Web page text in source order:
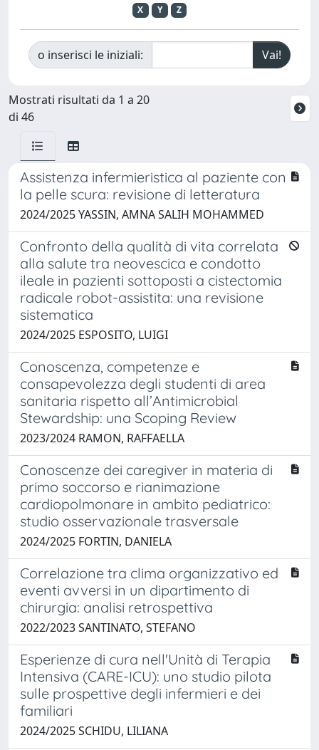
X
Y Z
o inserisci le iniziali:
Mostrati risultati da 1 a 20
di 46
Assistenza infermieristica al paziente con
la pelle scura: revisione di letteratura
2024/2025 YASSIN, AMNA SALIH MOHAMMED
Confronto della qualità di vita correlata
alla salute tra neovescica e condotto
ileale in pazienti sottoposti a cistectomia
radicale robot-assistita: una revisione
sistematica
2024/2025 ESPOSITO, LUIGI
Conoscenza, competenze e
consapevolezza degli studenti di area
sanitaria rispetto all’Antimicrobial
Stewardship: una Scoping Review
2023/2024 RAMON, RAFFAELLA
Conoscenze dei caregiver in materia di
primo soccorso e rianimazione
cardiopolmonare in ambito pediatrico:
studio osservazionale trasversale
2024/2025 FORTIN, DANIELA
Correlazione tra clima organizzativo ed
eventi avversi in un dipartimento di
chirurgia: analisi retrospettiva
2022/2023 SANTINATO, STEFANO
Esperienze di cura nell'Unità di Terapia
Intensiva (CARE-ICU): uno studio pilota
sulle prospettive degli infermieri e dei
familiari
2024/2025 SCHIDU, LILIANA